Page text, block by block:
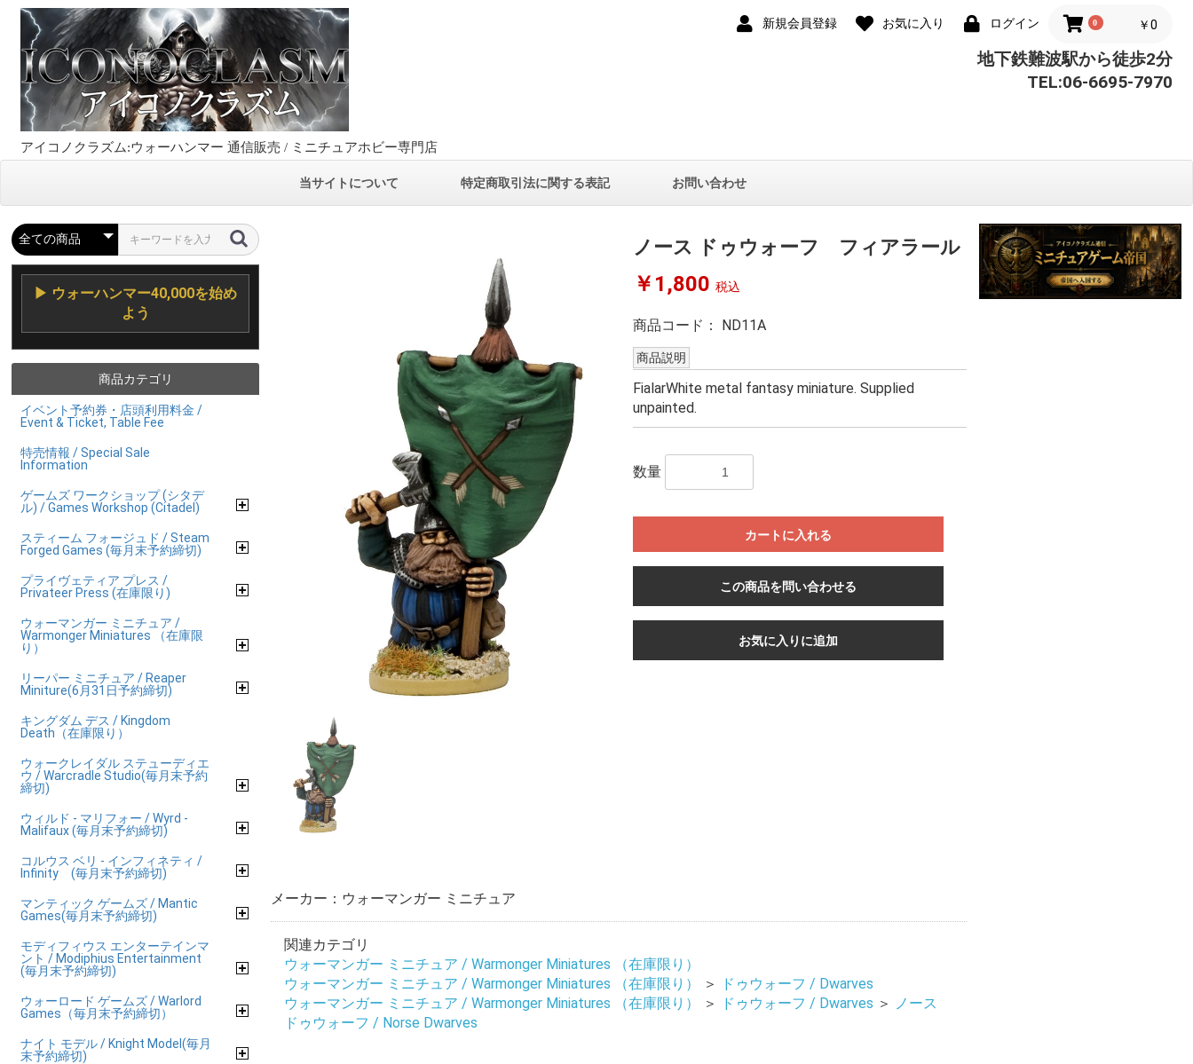
新規会員登録 お気に入り ログイン 0 ￥0
アイコノクラズム:ウォーハンマー 通信販売 / ミニチュアホビー専門店
地下鉄難波駅から徒歩2分
TEL:06-6695-7970
当サイトについて 特定商取引法に関する表記 お問い合わせ
▶ ウォーハンマー40,000を始め
よう
商品カテゴリ
イベント予約券・店頭利用料金 /
Event & Ticket, Table Fee
特売情報 / Special Sale
Information
ゲームズ ワークショップ (シタデ
ル) / Games Workshop (Citadel)
スティーム フォージュド / Steam
Forged Games (毎月末予約締切)
プライヴェティア プレス /
Privateer Press (在庫限り)
ウォーマンガー ミニチュア /
Warmonger Miniatures （在庫限
り）
リーパー ミニチュア / Reaper
Miniture(6月31日予約締切)
キングダム デス / Kingdom
Death（在庫限り）
ウォークレイダル ステューディエ
ウ / Warcradle Studio(毎月末予約
締切)
ウィルド - マリフォー / Wyrd -
Malifaux (毎月末予約締切)
コルウス ベリ - インフィネティ /
Infinity (毎月末予約締切)
マンティック ゲームズ / Mantic
Games(毎月末予約締切)
モディフィウス エンターテインマ
ント / Modiphius Entertainment
(毎月末予約締切)
ウォーロード ゲームズ / Warlord
Games（毎月末予約締切）
ナイト モデル / Knight Model(毎月
末予約締切)
ノース ドゥウォーフ フィアラール
￥1,800 税込
商品コード： ND11A
商品説明
FialarWhite metal fantasy miniature. Supplied
unpainted.
数量
カートに入れる
この商品を問い合わせる
お気に入りに追加
メーカー：ウォーマンガー ミニチュア
関連カテゴリ
ウォーマンガー ミニチュア / Warmonger Miniatures （在庫限り）
ウォーマンガー ミニチュア / Warmonger Miniatures （在庫限り）
＞
ドゥウォーフ / Dwarves
ウォーマンガー ミニチュア / Warmonger Miniatures （在庫限り）
＞ ドゥウォーフ / Dwarves ＞ ノース
ドゥウォーフ / Norse Dwarves